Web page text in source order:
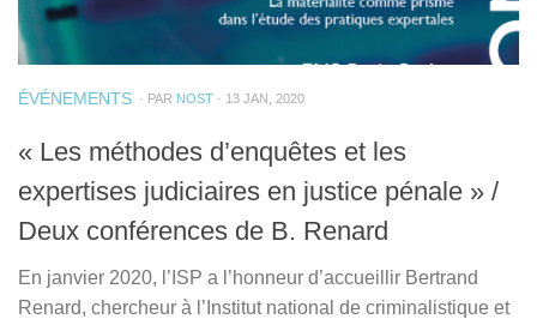
ÉVÉNEMENTS · PAR NOST · 13 JAN, 2020
« Les méthodes d’enquêtes et les
expertises judiciaires en justice pénale » /
Deux conférences de B. Renard
En janvier 2020, l’ISP a l’honneur d’accueillir Bertrand
Renard, chercheur à l’Institut national de criminalistique et